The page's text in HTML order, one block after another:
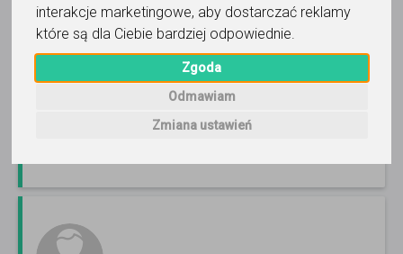
interakcje marketingowe, aby dostarczać reklamy
które są dla Ciebie bardziej odpowiednie.
Zgoda
Odmawiam
Zmiana ustawień
SERIALI?Czytaj więcej
Online, Warszawa i 1 inna
250
Zadzwoń Wyślij wiadomość